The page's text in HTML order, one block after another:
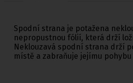
Spodní strana je potažena
nepropustnou fólií, která drží
Neklouzavá spodní strana drží
místě a zabraňuje jejímu pohybu